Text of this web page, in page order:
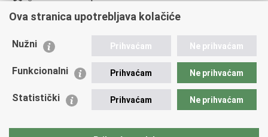
Važne poveznice
Ministarstvo unutarnjih poslova
Udruge
Policijska akademija
Zaklada policijske solidarnosti
Vučetić"
Ova stranica upotrebljava kolačiće
Nužni Prihvaćam Ne prihvaćam
Funkcionalni Prihvaćam Ne prihvaćam
Statistički Prihvaćam Ne prihvaćam